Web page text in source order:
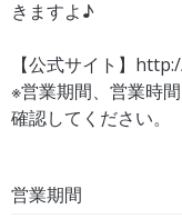
きますよ♪
【公式サイト】
※営業期間、営業時
確認してください。
営業期間